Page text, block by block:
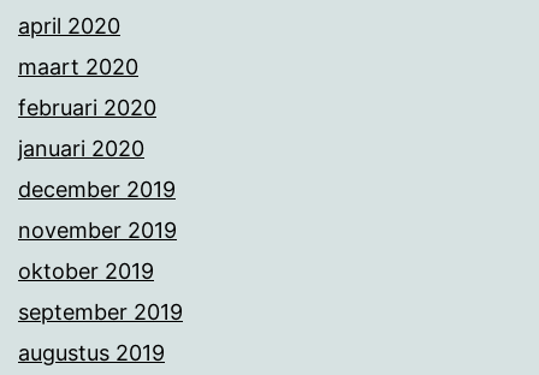
april 2020
maart 2020
februari 2020
januari 2020
december 2019
november 2019
oktober 2019
september 2019
augustus 2019